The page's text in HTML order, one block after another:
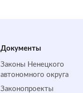
Документы
Законы Ненецкого
автономного округа
Законопроекты